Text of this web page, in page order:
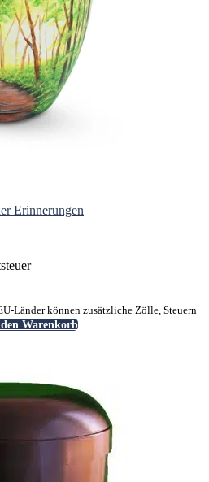
Erinnerungen
Länder können zusätzliche Zölle, Steuern
Warenkorb